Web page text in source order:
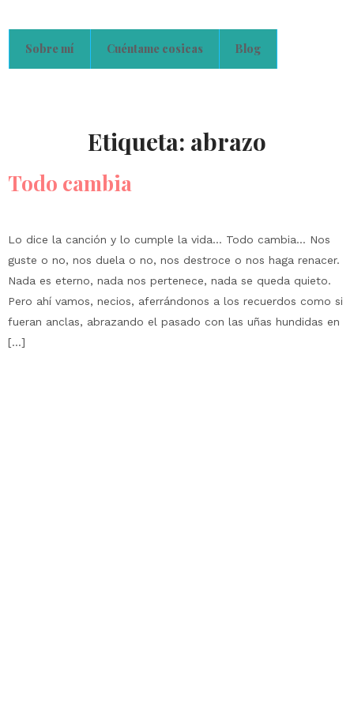
Sobre mí Cuéntame cosicas Blog
Etiqueta: abrazo
Todo cambia
Lo dice la canción y lo cumple la vida… Todo cambia… Nos
guste o no, nos duela o no, nos destroce o nos haga renacer.
Nada es eterno, nada nos pertenece, nada se queda quieto.
Pero ahí vamos, necios, aferrándonos a los recuerdos como si
fueran anclas, abrazando el pasado con las uñas hundidas en
[…]